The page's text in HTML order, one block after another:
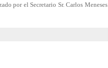
por el Secretario Sr. Carlos Meneses